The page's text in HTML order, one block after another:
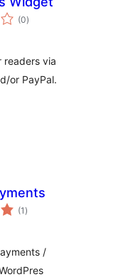
(0total
aprecieri
)
readers via
or PayPal.
(1 total
aprecieri
)
/